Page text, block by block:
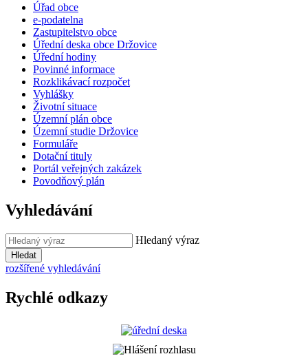
Úřad obce
e-podatelna
Zastupitelstvo obce
Úřední deska obce Držovice
Úřední hodiny
Povinné informace
Rozklikávací rozpočet
Vyhlášky
Životní situace
Územní plán obce
Územní studie Držovice
Formuláře
Dotační tituly
Portál veřejných zakázek
Povodňový plán
Vyhledávání
Hledaný výraz
Hledat
rozšířené vyhledávání
Rychlé odkazy